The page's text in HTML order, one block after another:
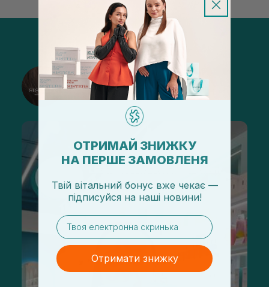
@sisters_stelmakh в Instagram
Підписатися
ОТРИМАЙ ЗНИЖКУ
НА ПЕРШЕ ЗАМОВЛЕНЯ
Твій вітальний бонус вже чекає —
підписуйся на наші новини!
email
Отримати знижку